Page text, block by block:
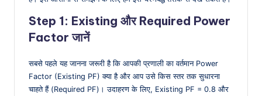
Step 1: Existing और Required Power
Factor जानें
सबसे पहले यह जानना जरूरी है कि आपकी प्रणाली का वर्तमान Power
Factor (Existing PF) क्या है और आप उसे किस स्तर तक सुधारना
चाहते हैं (Required PF)। उदाहरण के लिए, Existing PF = 0.8 और